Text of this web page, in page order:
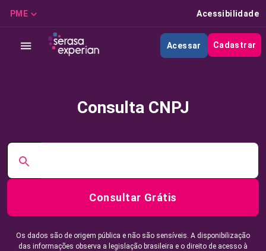
PME Acessibilidade
Acessar Cadastrar
Consulta CNPJ
Consultar Grátis
Os dados são de origem pública e não são sensíveis. A disponibilização
das informações observa a legislação brasileira e o direito de acesso à